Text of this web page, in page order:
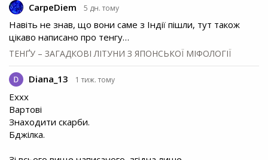
CarpeDiem 5 дн. тому
Навіть не знав, що вони саме з Індії пішли, тут також
цікаво написано про тенгу…
ТЕНҐУ – ЗАГАДКОВІ ЛІТУНИ З ЯПОНСЬКОЇ МІФОЛОГІЇ
Diana_13 1 тиж. тому
Еххх
Вартові
Знаходити скарби.
Бджілка.